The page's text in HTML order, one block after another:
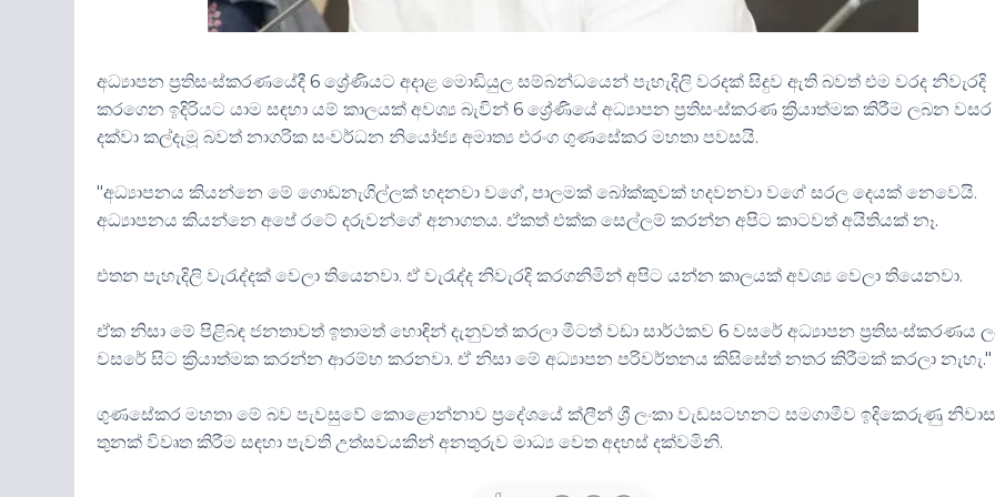
අධ්‍යාපන ප්‍රතිසංස්කරණයේදී 6 ශ්‍රේණියට අදාළ මොඩියුල සම්බන්ධයෙන් පැහැදිලි වරදක් සිදුව ඇති බවත් එම වරද නිවැරදි
කරගෙන ඉදිරියට යාම සඳහා යම් කාලයක් අවශ්‍ය බැවින් 6 ශ්‍රේණියේ අධ්‍යාපන ප්‍රතිසංස්කරණ ක්‍රියාත්මක කිරීම ලබන වසර
දක්වා කල්දැමූ බවත් නාගරික සංවර්ධන නියෝජ්‍ය අමාත්‍ය එරංග ගුණසේකර මහතා පවසයි.
"අධ්‍යාපනය කියන්නෙ මේ ගොඩනැගිල්ලක් හදනවා වගේ, පාලමක් බෝක්කුවක් හදවනවා වගේ සරල දෙයක් නෙවෙයි.
අධ්‍යාපනය කියන්නෙ අපේ රටේ දරුවන්ගේ අනාගතය. ඒකත් එක්ක සෙල්ලම් කරන්න අපිට කාටවත් අයිතියක් නෑ.
එතන පැහැදිලි වැරැද්දක් වෙලා තියෙනවා. ඒ වැරැද්ද නිවැරදි කරගනිමින් අපිට යන්න කාලයක් අවශ්‍ය වෙලා තියෙනවා.
ඒක නිසා මේ පිළිබඳ ජනතාවත් ඉතාමත් හොඳින් දැනුවත් කරලා මීටත් වඩා සාර්ථකව 6 වසරේ අධ්‍යාපන ප්‍රතිසංස්කරණය
වසරේ සිට ක්‍රියාත්මක කරන්න ආරම්භ කරනවා. ඒ නිසා මේ අධ්‍යාපන පරිවර්තනය කිසිසේත් නතර කිරීමක් කරලා නැහැ."
ගුණසේකර මහතා මේ බව පැවසුවේ කොළොන්නාව ප්‍රදේශයේ ක්ලීන් ශ්‍රී ලංකා වැඩසටහනට සමගාමීව ඉදිකෙරුණු
තුනක් විවෘත කිරීම සඳහා පැවති උත්සවයකින් අනතුරුව මාධ්‍ය වෙත අදහස් දක්වමිනි.